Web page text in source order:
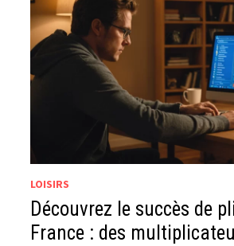
LOISIRS
Découvrez le succès de
France : des